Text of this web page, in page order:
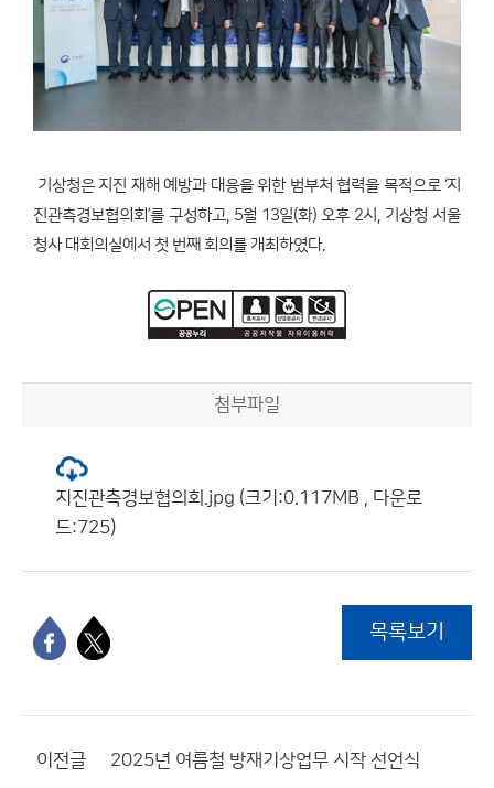
기상청은 지진 재해 예방과 대응을 위한 범부처 협력을 목적으로 ‘지
진관측경보협의회’를 구성하고, 5월 13일(화) 오후 2시, 기상청 서울
청사 대회의실에서 첫 번째 회의를 개최하였다.
첨부파일
지진관측경보협의회.jpg (크기:0.117MB , 다운로
드:725)
목록보기
이전글 2025년 여름철 방재기상업무 시작 선언식